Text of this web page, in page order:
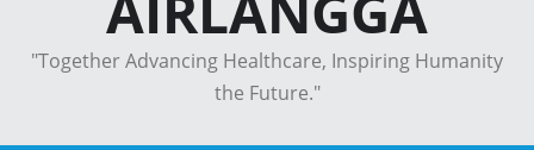
"Together Advancing Healthcare, Inspiring Humanity
the Future."